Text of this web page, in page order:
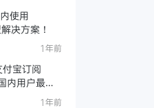
使用
决方案！
1年前
宝订阅
内用户最全
消自动扣费）
1年前